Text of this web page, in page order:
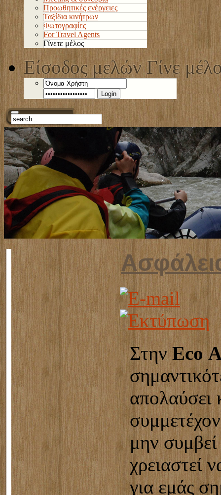
Προωθητικές ενέργειες
Ταξίδια κινήτρων
Φωτογραφίες
For Travel Agents
Γίνετε μέλος
Είσοδος μελώνΓίνε
Login
ΣτηνΕco
απολαύσει
μην
χρειαστεί
για εμάς